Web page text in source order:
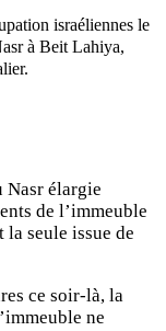
israéliennes le
à Beit Lahiya,
Nasr élargie
de l’immeuble
la seule issue de
ce soir-là, la
ne